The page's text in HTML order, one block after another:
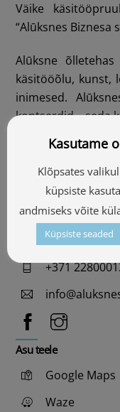
Väike
“Alūksnes Biznesa
Alūksne
käsitööõlu, kunst,
inimesed.
kontserdid – seda
Tālavas iela
57.412605,
Vaata kaardilt
+371
Asu teele
Google Maps
Waze
Kasutame
Klõpsates
küpsiste
andmiseks võite
Küpsiste seaded